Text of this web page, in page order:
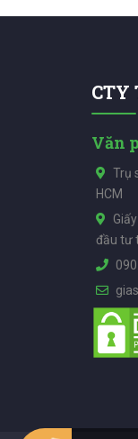
CTY
Văn
Trụ
HCM
đầu tư